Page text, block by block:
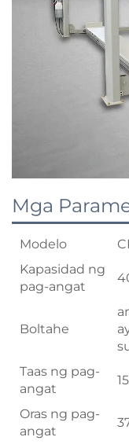
Mga
Modelo
Kapasidad ng
pag-angat
Boltahe
Taas ng pag-
angat
Oras ng pag-
angat